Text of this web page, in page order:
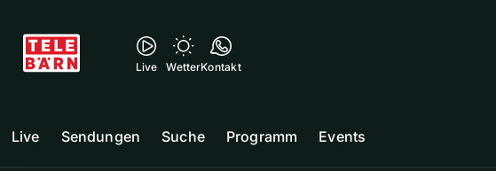
Live WetterKontakt
Live Sendungen Suche Programm Events